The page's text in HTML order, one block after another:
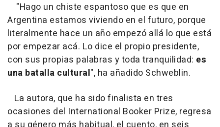
"Hago un chiste espantoso que es que en
Argentina estamos viviendo en el futuro, porque
literalmente hace un año empezó allá lo que está
por empezar acá. Lo dice el propio presidente,
con sus propias palabras y toda tranquilidad: es
una batalla cultural", ha añadido Schweblin.
La autora, que ha sido finalista en tres
ocasiones del International Booker Prize, regresa